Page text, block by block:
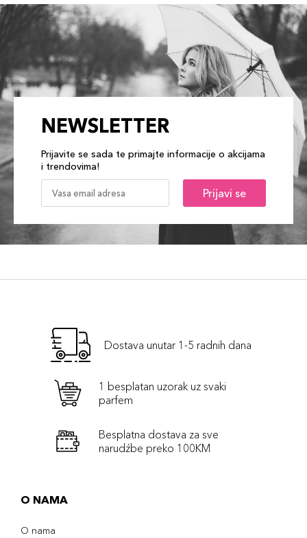
NEWSLETTER
Prijavite se sada te primajte informacije o akcijama
i trendovima!
Prijavi se
Dostava unutar 1-5 radnih dana
1 besplatan uzorak uz svaki
parfem
Besplatna dostava za sve
narudźbe preko 100KM
O NAMA
O nama